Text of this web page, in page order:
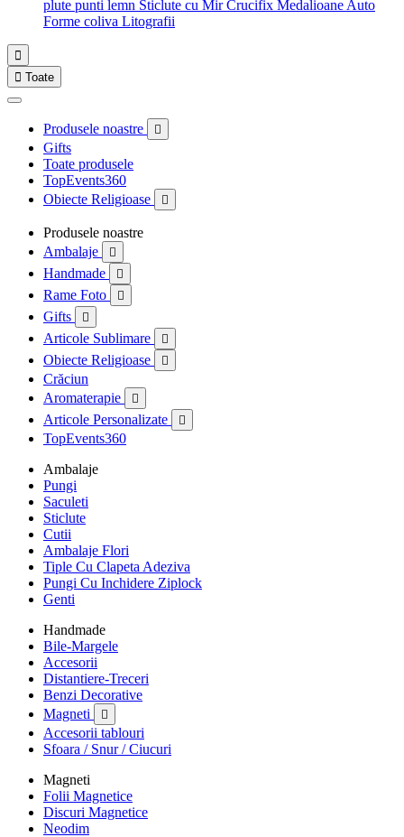
plute punti lemn Sticlute cu MirCrucifix Medalioane Auto
Forme coliva Litografii

 Toate
Produsele noastre 
Gifts
Toate produsele
TopEvents360
Obiecte Religioase

Produsele noastre
Ambalaje

Handmade 
Rame Foto 
Gifts 
Articole Sublimare 
Obiecte Religioase 
Crăciun
Aromaterapie

Articole Personalizate 
TopEvents360
Ambalaje
Pungi
Saculeti
Sticlute
Cutii
Ambalaje Flori
Tiple Cu Clapeta Adeziva
Pungi Cu Inchidere Ziplock
Genti
Handmade
Bile-Margele
Accesorii
Distantiere-Treceri
Benzi Decorative
Magneti

Accesorii tablouri
Sfoara / Snur / Ciucuri
Magneti
Folii Magnetice
Discuri Magnetice
Neodim